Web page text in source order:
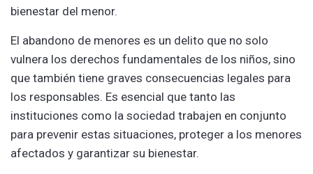
bienestar del menor.
El abandono de menores es un delito que no solo
vulnera los derechos fundamentales de los niños, sino
que también tiene graves consecuencias legales para
los responsables. Es esencial que tanto las
instituciones como la sociedad trabajen en conjunto
para prevenir estas situaciones, proteger a los menores
afectados y garantizar su bienestar.